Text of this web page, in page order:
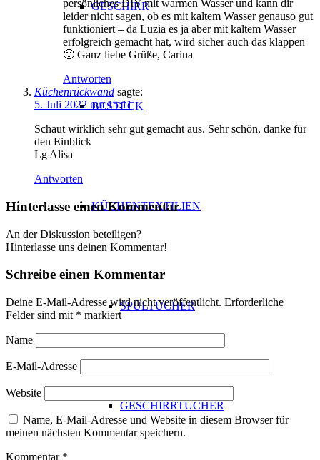
GESCHIRR
BESTECK
KÜCHENTEXTILIEN
SPÜLTÜCHER
GESCHIRRTÜCHER
persönliches DIY mit warmen Wasser und kann dir
leider nicht sagen, ob es mit kaltem Wasser genauso gut
funktioniert – da Luzia es ja aber mit kaltem Wasser
erfolgreich gemacht hat, wird sicher auch das klappen
🙂 Ganz liebe Grüße, Carina
Antworten
Küchenrückwand sagte:
5. Juli 2022 um 15:11
Schaut wirklich sehr gut gemacht aus. Sehr schön, danke für
den Einblick
Lg Alisa
Antworten
Hinterlasse einen Kommentar
An der Diskussion beteiligen?
Hinterlasse uns deinen Kommentar!
Schreibe einen Kommentar
Deine E-Mail-Adresse wird nicht veröffentlicht. Erforderliche
Felder sind mit * markiert
Name
E-Mail-Adresse
Website
Name, E-Mail-Adresse und Website in diesem Browser für
meinen nächsten Kommentar speichern.
Kommentar *